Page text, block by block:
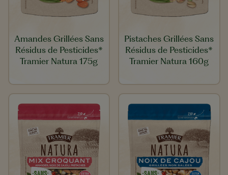
Amandes Grillées Sans
Résidus de Pesticides*
Tramier Natura 175g
Pistaches Grillées Sans
Résidus de Pesticides*
Tramier Natura 160g